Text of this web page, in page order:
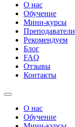
О нас
Обучение
Мини-курсы
Преподаватели
Рекомендуем
Блог
FAQ
Отзывы
Контакты
О нас
Обучение